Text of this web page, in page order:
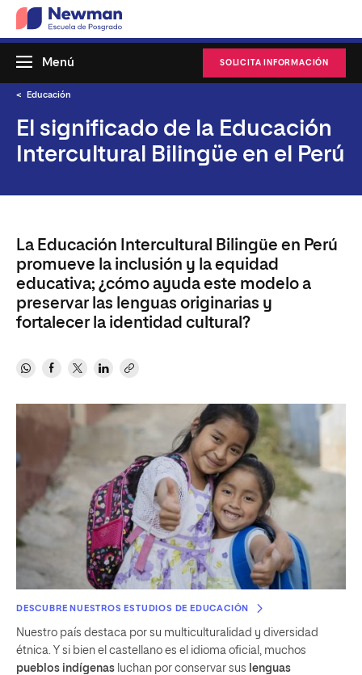
SOLICITA INFORMACIÓN
Menú
Educación
El significado de la Educación
Intercultural Bilingüe en el Perú
La Educación Intercultural Bilingüe en Perú
promueve la inclusión y la equidad
educativa; ¿cómo ayuda este modelo a
preservar las lenguas originarias y
fortalecer la identidad cultural?
DESCUBRE NUESTROS ESTUDIOS DE EDUCACIÓN
Nuestro país destaca por su multiculturalidad y diversidad
étnica. Y si bien el castellano es el idioma oficial, muchos
pueblos indígenas luchan por conservar sus lenguas